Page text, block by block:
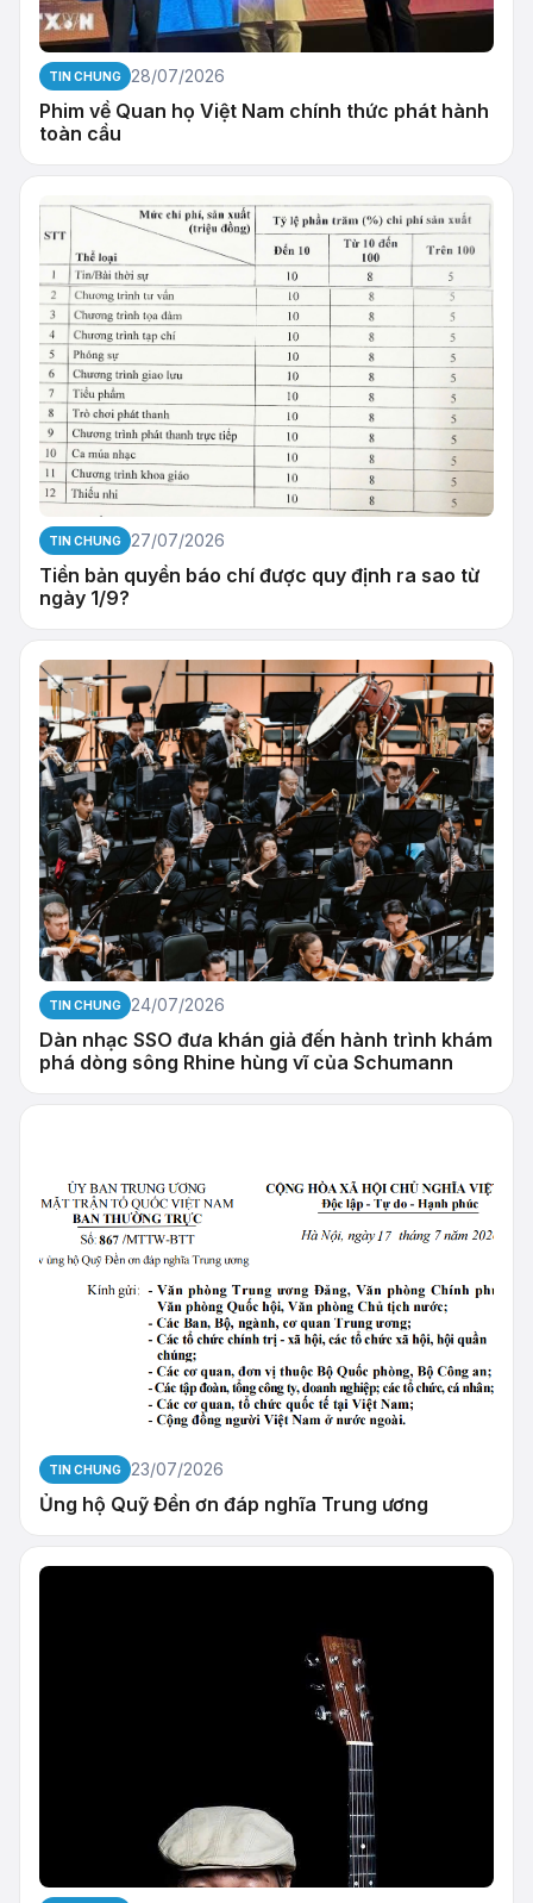
TIN CHUNG 28/07/2026
Phim về Quan họ Việt Nam chính thức phát hành
toàn cầu
TIN CHUNG 27/07/2026
Tiền bản quyền báo chí được quy định ra sao từ
ngày 1/9?
TIN CHUNG 24/07/2026
Dàn nhạc SSO đưa khán giả đến hành trình khám
phá dòng sông Rhine hùng vĩ của Schumann
TIN CHUNG 23/07/2026
Ủng hộ Quỹ Đền ơn đáp nghĩa Trung ương